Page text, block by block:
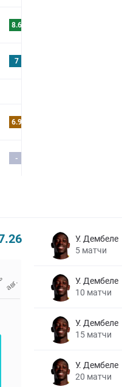
8.6
7
6.9
-
У. Дембеле
5 матчи
У. Дембеле
10 матчи
У. Дембеле
15 матчи
У. Дембеле
20 матчи